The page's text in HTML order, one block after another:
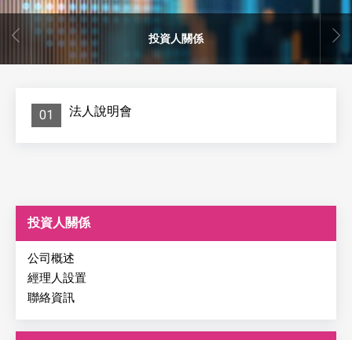
投資人關係
01 法人說明會
投資人關係
公司概述
經理人設置
聯絡資訊